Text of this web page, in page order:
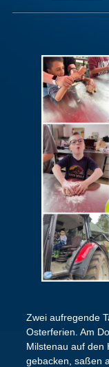
Zwei aufregende
Osterferien. Am
Milstenau auf den
gebacken, saßen